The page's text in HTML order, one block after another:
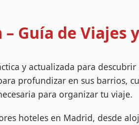
Guía de Viajes
y actualizada para
profundizar en sus barrios,
para organizar tu viaje.
hoteles en Madrid, desde